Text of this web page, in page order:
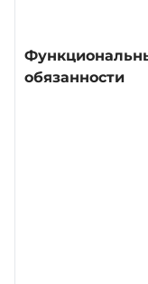
обязанности